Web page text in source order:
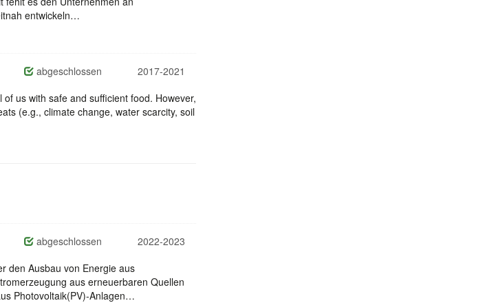
entwickeln…
abgeschlossen
2017-2021
us with safe and sufficient food. However,
(e.g., climate change, water scarcity, soil
abgeschlossen
2022-2023
den Ausbau von Energie aus
aus erneuerbaren Quellen
Photovoltaik(PV)-Anlagen…